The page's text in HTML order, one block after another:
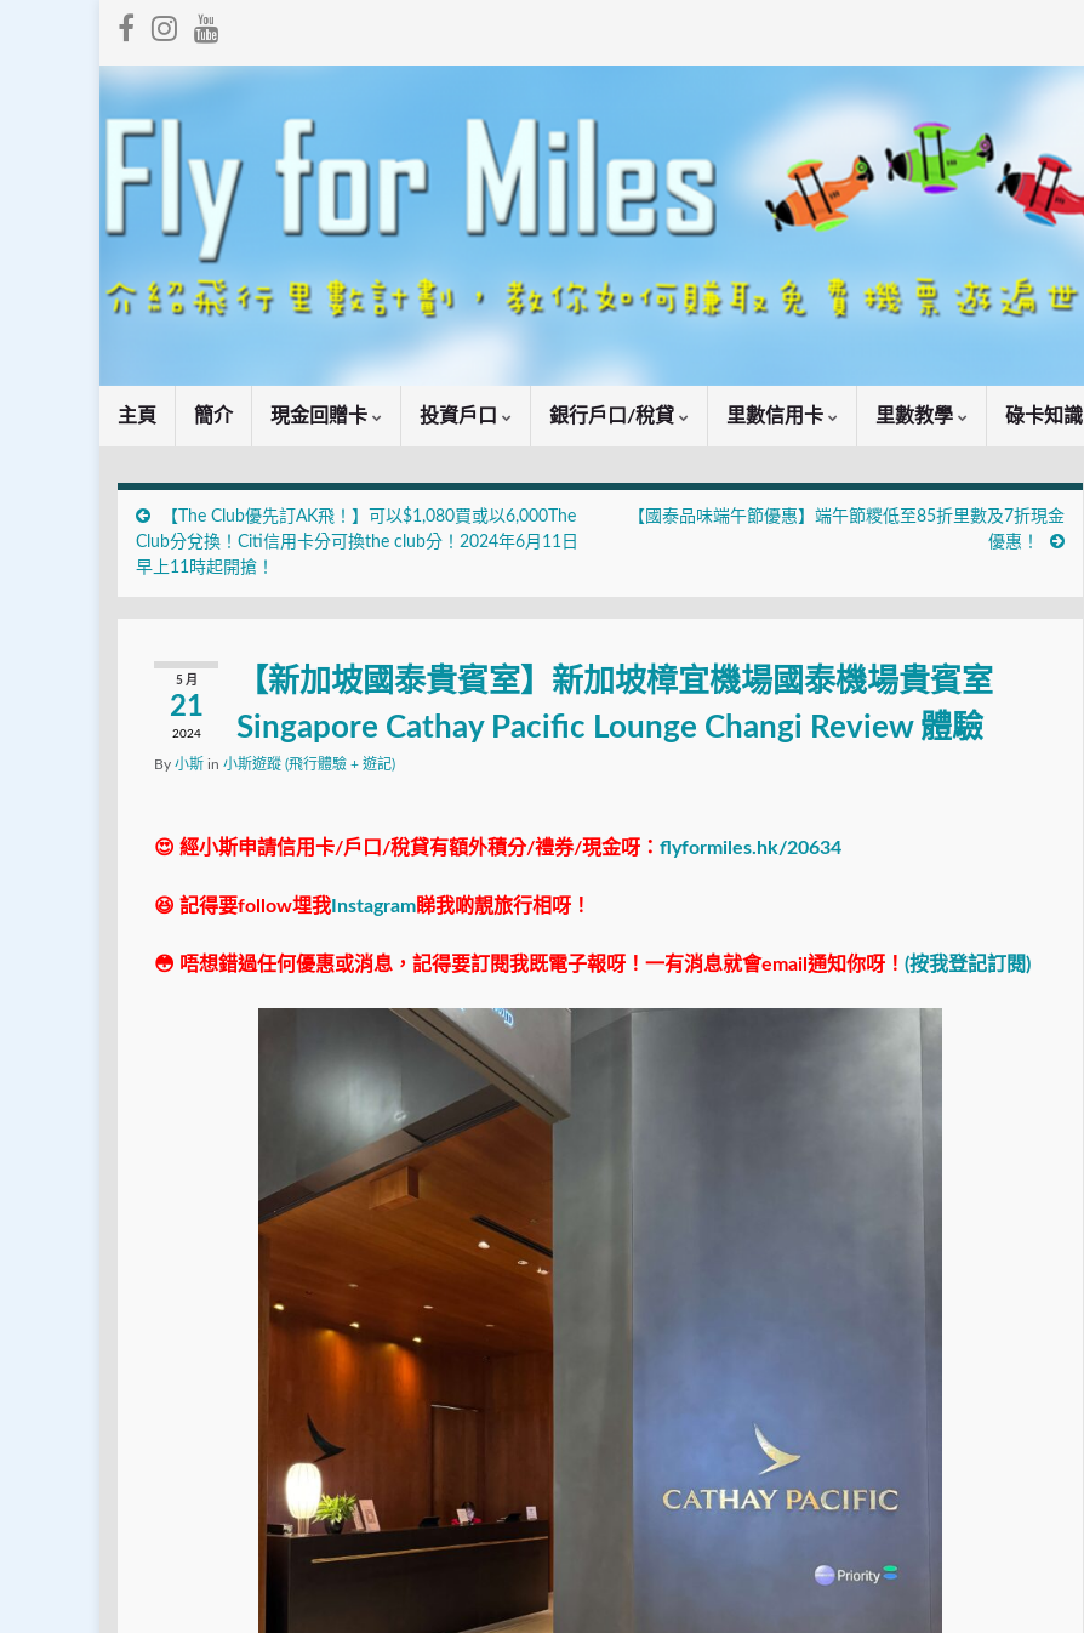
主頁 簡介 現金回贈卡 投資戶口 銀行戶口/稅貸 里數信用卡 里數教學 碌卡知識
【The Club優先訂AK飛！】可以$1,080買或以6,000The
Club分兌換！Citi信用卡分可換the club分！2024年6月11日
早上11時起開搶！
【國泰品味端午節優惠】端午節糭低至85折里數及7折現金
優惠！
5 月
21
2024
【新加坡國泰貴賓室】新加坡樟宜機場國泰機場貴賓室
Singapore Cathay Pacific Lounge Changi Review 體驗
By 小斯 in 小斯遊蹤 (飛行體驗 + 遊記)
😍 經小斯申請信用卡/戶口/稅貸有額外積分/禮券/現金呀： flyformiles.hk/20634
😆 記得要follow埋我 Instagram睇我啲靚旅行相呀！
😳 唔想錯過任何優惠或消息，記得要訂閱我既電子報呀！一有消息就會email通知你呀！ (按我登記訂閱)